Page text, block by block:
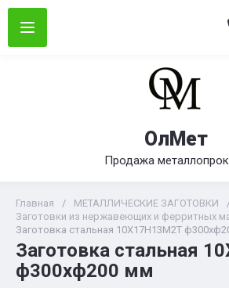
ОлМет
Продажа
Главная / МЕТАЛЛИЧЕСКИЕ ЗАГОТОВКИ
Заготовки из нержавеющих и ферритных
Заготовка стальная 10Х17Н13М2Т
Заготовка стальная
ф300хф200 мм